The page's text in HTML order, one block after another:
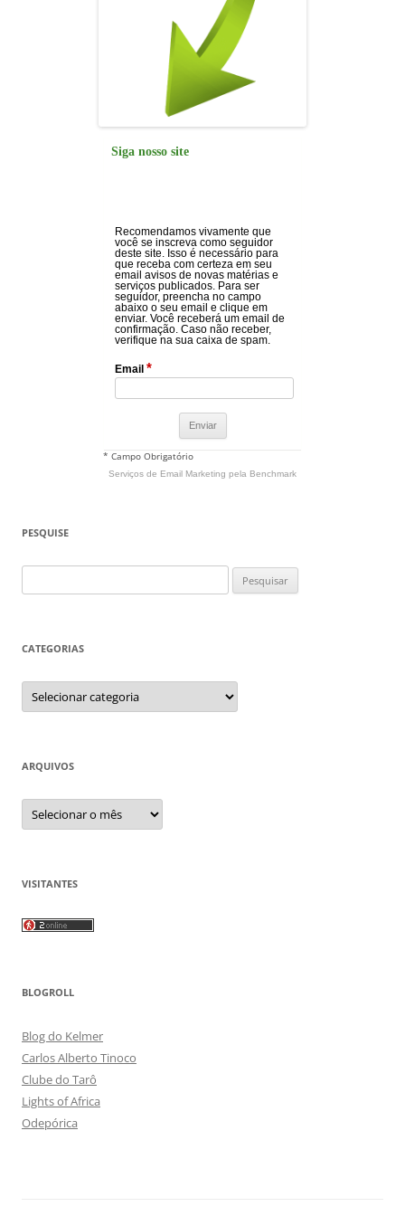
Siga nosso site
Recomendamos vivamente que
você se inscreva como seguidor
deste site. Isso é necessário para
que receba com certeza em seu
email avisos de novas matérias e
serviços publicados. Para ser
seguidor, preencha no campo
abaixo o seu email e clique em
enviar. Você receberá um email de
confirmação. Caso não receber,
verifique na sua caixa de spam.
Email *
* Campo Obrigatório
Serviços de Email Marketing pela Benchmark
PESQUISE
por:
CATEGORIAS
Categorias
ARQUIVOS
Arquivos
VISITANTES
BLOGROLL
Blog do Kelmer
Carlos Alberto Tinoco
Clube do Tarô
Lights of Africa
Odepórica